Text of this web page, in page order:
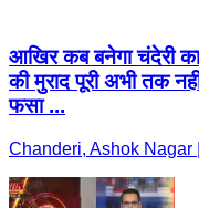
आखिर कब बनेगा चंदेरी
की मुराद पूरी अभी तक
फसा ...
Chanderi, Ashok Nagar